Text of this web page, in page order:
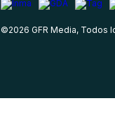
©2026 GFR Media, Todos